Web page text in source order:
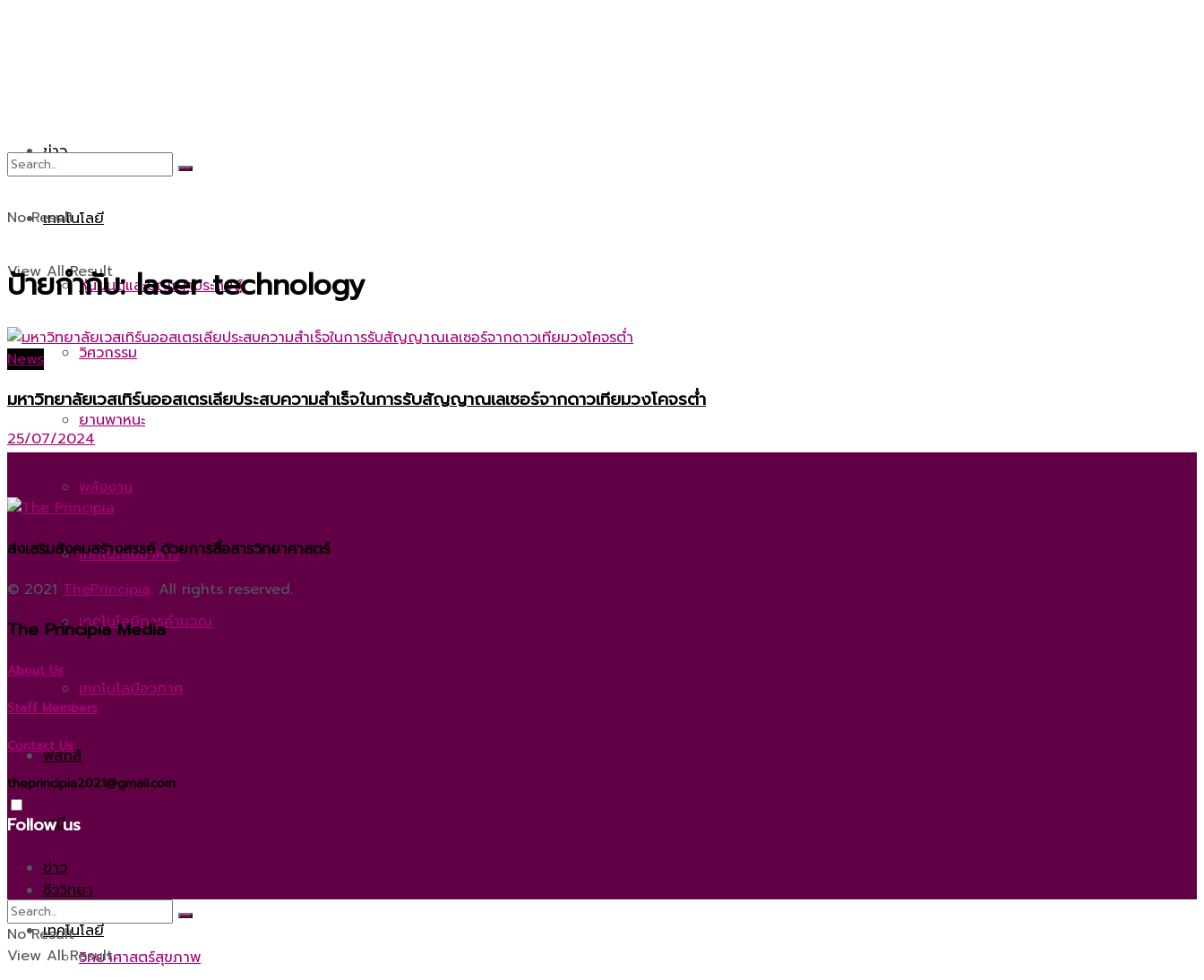
ข่าว
เทคโนโลยี
หุ่นยนต์และปัญญาประดิษฐ์
วิศวกรรม
ยานพาหนะ
พลังงาน
เทคโนโลยีอาหาร
เทคโนโลยีการคำนวณ
เทคโนโลยีอวกาศ
ฟิสิกส์
เคมี
ชีววิทยา
วิทยาศาสตร์สุขภาพ
ข่าว
เทคโนโลยี
No Result
View All Result
ป้ายกำกับ:laser technology
News
มหาวิทยาลัยเวสเทิร์นออสเตรเลียประสบความสำเร็จในการรับสัญญาณเลเซอร์จากดาวเทียมวงโคจรต่ำ
25/07/2024
ส่งเสริมสังคมสร้างสรรค์ ด้วยการสื่อสารวิทยาศาสตร์
© 2021 ThePrincipia. All rights reserved.
The Principia Media
About Us
Staff Members
Contact Us
theprincipia2021@gmail.com
Follow us
No Result
View All Result